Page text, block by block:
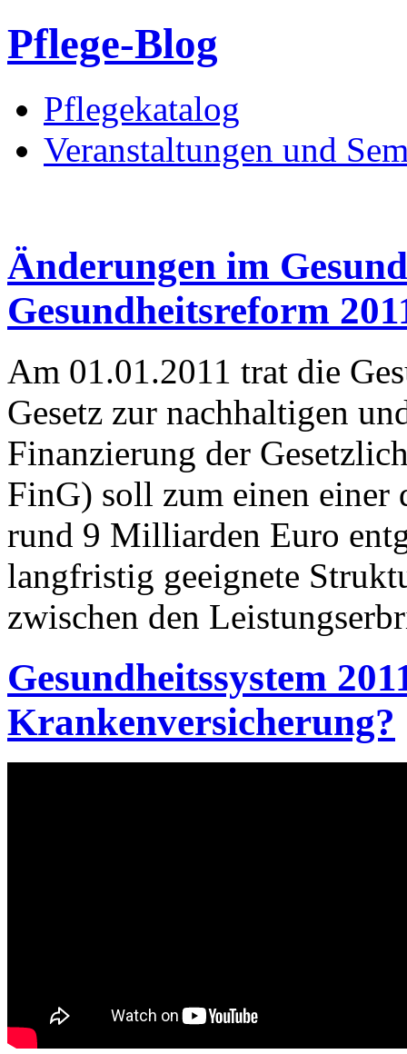
Pflege-Blog
Pflegekatalog
Veranstaltungen und
Änderungen im
Gesundheitsreform
Am 01.01.2011 trat die
Gesetz zur nachhaltigen
Finanzierung der
FinG) soll zum einen einer
rund 9 Milliarden Euro
langfristig geeignete
zwischen den
Gesundheitssystem
Krankenversicherung?